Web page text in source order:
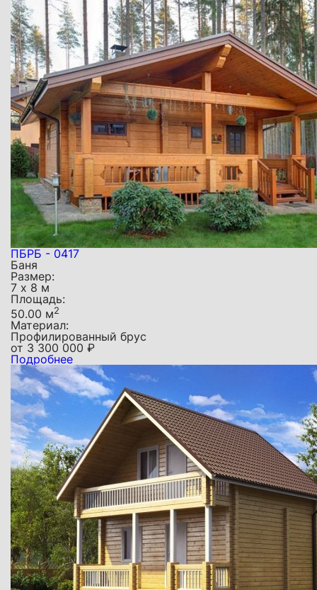
ПБРБ - 0417
Баня
Размер:
7 х 8 м
Площадь:
50.00 м2
Материал:
Профилированный брус
от 3 300 000 ₽
Подробнее